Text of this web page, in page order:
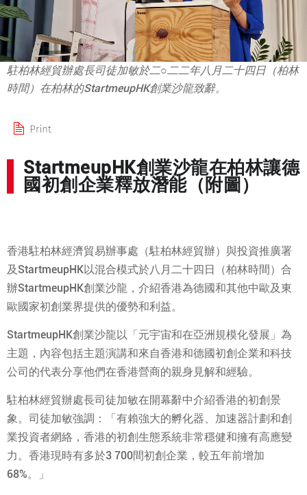
駐柏林經貿辦處長司徒加敏於二○二二年八月二十四日（柏林
時間）在柏林的StartmeupHK創業沙龍致辭。
StartmeupHK創業沙龍在柏林讓德
國初創企業釋放潛能（附圖）
香港駐柏林經濟貿易辦事處（駐柏林經貿辦）與投資推廣署
及StartmeupHK以混合模式於八月二十四日（柏林時間）合
辦StartmeupHK創業沙龍，介紹香港為德國和其他中歐及東
歐國家初創業界提供的優勢和利益。
StartmeupHK創業沙龍以「元宇宙和在亞洲規模化發展」為
主題，內容包括主題演講和來自香港和德國初創企業和科技
公司的代表分享他們在香港營商的親身見解和經驗。
駐柏林經貿辦處長司徒加敏在開幕辭中介紹香港的初創景
象。司徒加敏強調：「有賴強大的孵化器、加速器計劃和創
業投資者網絡，香港的初創生態系統非常穩健和擁有高應變
力。香港現時有多於3 700間初創企業，較五年前增加
68%。」